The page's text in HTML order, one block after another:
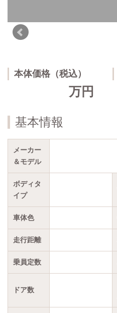
本体価格（税込）
万円
基本情報
メーカー
＆モデル
ボディタ
イプ
車体色
走行距離
乗員定数
ドア数